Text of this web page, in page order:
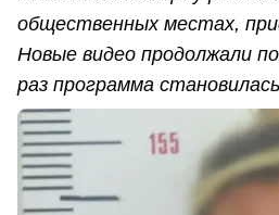
общественных местах,
Новые видео продолжали
раз программа